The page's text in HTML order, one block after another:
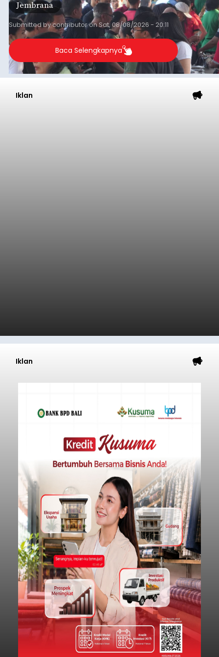
mendapat antusiasme tinggi dan mencatat nilai
transaksi mencapai Rp672.733.200.
Jembrana
Submitted bycontributoronSat, 08/08/2026 - 20:11
Baca Selengkapnya
Iklan
Iklan